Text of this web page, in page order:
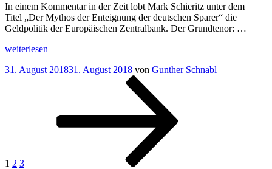
In einem Kommentar in der Zeit lobt Mark Schieritz unter dem
Titel „Der Mythos der Enteignung der deutschen Sparer“ die
Geldpolitik der Europäischen Zentralbank. Der Grundtenor: …
„Kurz
Der
weiterlesen
Veröffentlicht
31. August 201831. August 2018 von Gunther Schnabl
Seitennummerierung
Beiträge
1 2 3